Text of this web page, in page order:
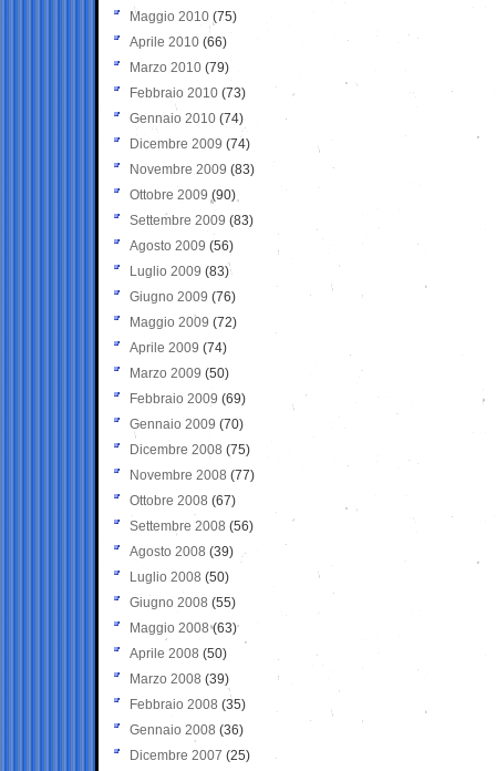
Maggio 2010 (75)
Aprile 2010 (66)
Marzo 2010 (79)
Febbraio 2010 (73)
Gennaio 2010 (74)
Dicembre 2009 (74)
Novembre 2009 (83)
Ottobre 2009 (90)
Settembre 2009 (83)
Agosto 2009 (56)
Luglio 2009 (83)
Giugno 2009 (76)
Maggio 2009 (72)
Aprile 2009 (74)
Marzo 2009 (50)
Febbraio 2009 (69)
Gennaio 2009 (70)
Dicembre 2008 (75)
Novembre 2008 (77)
Ottobre 2008 (67)
Settembre 2008 (56)
Agosto 2008 (39)
Luglio 2008 (50)
Giugno 2008 (55)
Maggio 2008(63)
Aprile 2008 (50)
Marzo 2008 (39)
Febbraio 2008 (35)
Gennaio 2008 (36)
Dicembre 2007 (25)